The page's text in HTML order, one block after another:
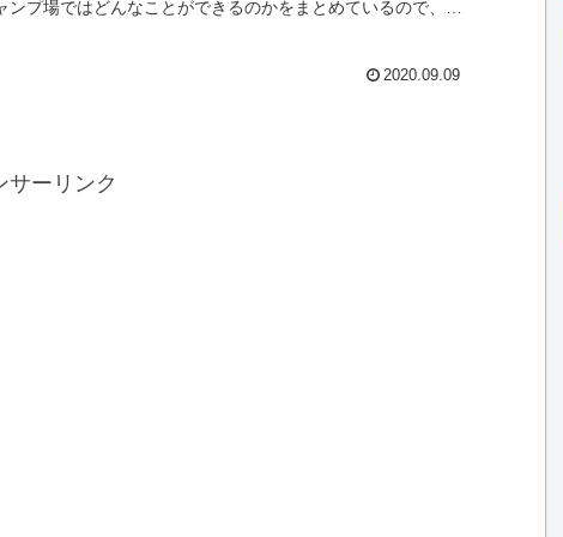
ンプ場ではどんなことができるのかをまとめているので、参
2020.09.09
サーリンク